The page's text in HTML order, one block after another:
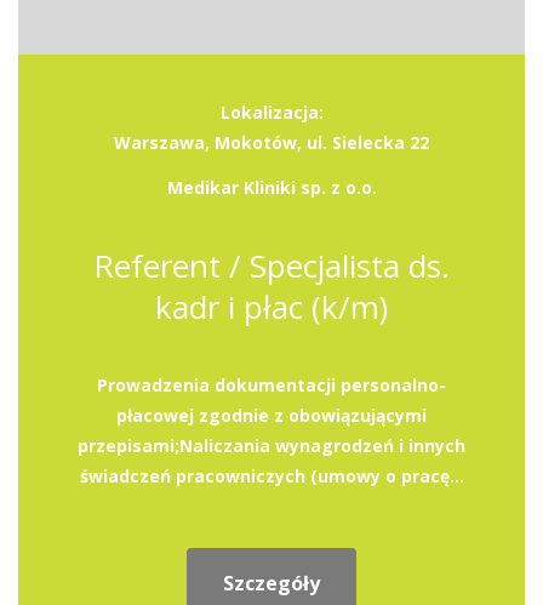
Lokalizacja:
Warszawa, Mokotów, ul. Sielecka 22
Medikar Kliniki sp. z o.o.
Referent / Specjalista ds.
kadr i płac (k/m)
Prowadzenia dokumentacji personalno-
płacowej zgodnie z obowiązującymi
przepisami;Naliczania wynagrodzeń i innych
świadczeń pracowniczych (umowy o pracę...
Szczegóły